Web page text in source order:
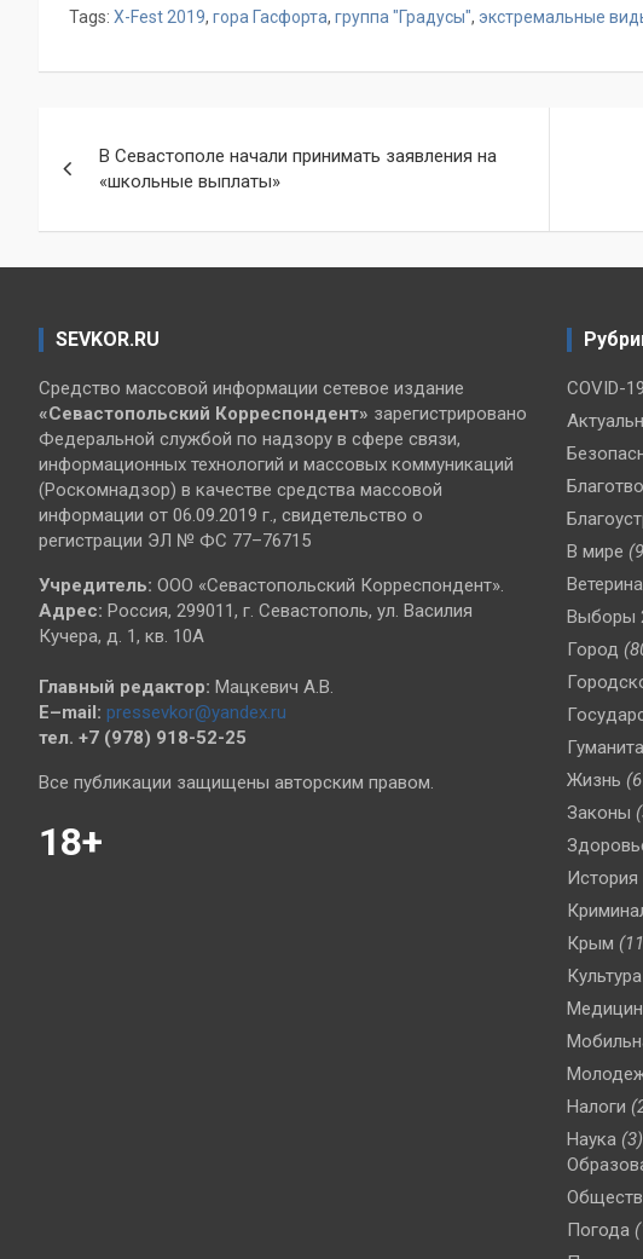
Tags: X-Fest 2019, гора Гасфорта, группа "Градусы", экстремальные
по
записям
В Севастополе начали принимать заявления на
«школьные выплаты»
SEVKOR.RU
Средство массовой информации сетевое издание
«Севастопольский Корреспондент» зарегистрировано
Федеральной службой по надзору в сфере связи,
информационных технологий и массовых коммуникаций
(Роскомнадзор) в качестве средства массовой
информации от 06.09.2019 г., свидетельство о
регистрации ЭЛ № ФС 77–76715
Учредитель: ООО «Севастопольский Корреспондент».
Адрес: Россия, 299011, г. Севастополь, ул. Василия
Кучера, д. 1, кв. 10А
Главный редактор: Мацкевич А.В.
E–mail: pressevkor@yandex.ru
тел. +7 (978) 918-52-25
Все публикации защищены авторским правом.
18+
COVID-19
В мире
Выборы
Город
Жизнь
Законы
История
Крым
Культура
Налоги
Наука (3)
Погода